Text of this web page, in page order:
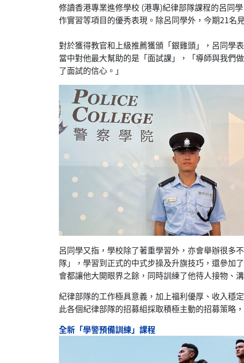
修讀香港專業進修學校 (港專)紀律部隊課程的呂同
作實習等項目的優秀表現。除呂同學外，今期21名
對於獲得教官和上級推薦獲頒「銀雞頭」，呂同學
當中對他最大幫助的是「面試課」，「導師與我們
了面試的信心。」
呂同學又指，學校除了著重學習外，亦會舉辦很多
隊」，學習到正式的中式步操及升旗技巧，還參加
會都讓他大開眼界之餘，同時訓練了他待人接物、
紀律部隊的工作極具意義，加上福利優厚、收入穩
此各個紀律部隊的招募組採取積極主動的招募策略
全新「學警預備訓練」課程